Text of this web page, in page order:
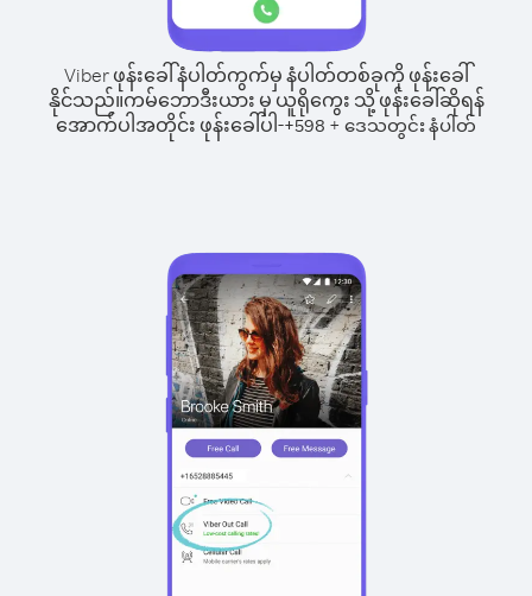
Viber ဖုန်းခေါ်နံပါတ်ကွက်မှ နံပါတ်တစ်ခုကို ဖုန်းခေါ်
နိုင်သည်။ကမ်ဘောဒီးယား မှ ယူရိုကွေး သို့ ဖုန်းခေါ်ဆိုရန်
အောက်ပါအတိုင်း ဖုန်းခေါ်ပါ-+598 + ဒေသတွင်း နံပါတ်